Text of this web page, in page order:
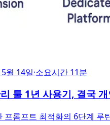
월 14일·소요시간 11분
툴 1년 사용기, 결국
프롬프트 최적화의 6단계